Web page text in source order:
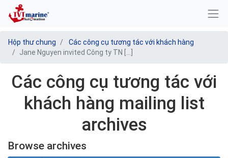
Hộp thư chung
Các công cụ tương tác với khách hàng
Jane Nguyen invited Công ty TN [...]
Các công cụ tương tác với
khách hàng mailing list
archives
Browse archives